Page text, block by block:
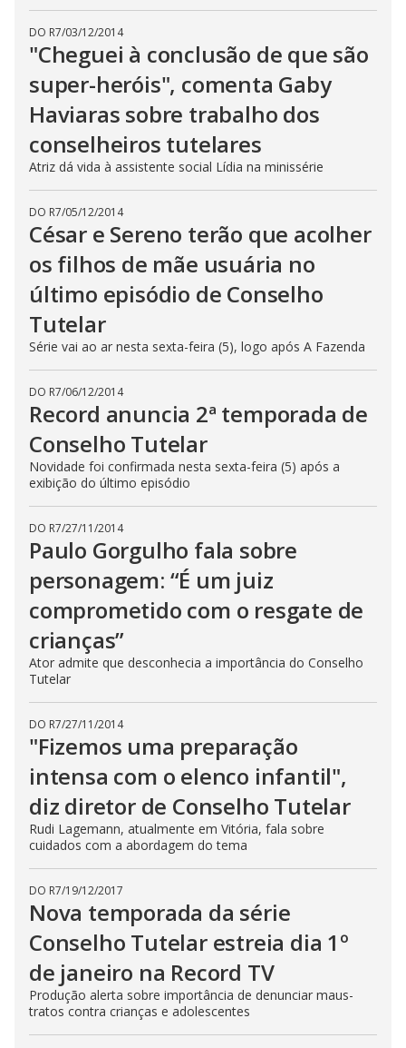
DO R7/03/12/2014
"Cheguei à conclusão de que são
super-heróis", comenta Gaby
Haviaras sobre trabalho dos
conselheiros tutelares
Atriz dá vida à assistente social Lídia na minissérie
DO R7/05/12/2014
César e Sereno terão que acolher
os filhos de mãe usuária no
último episódio de Conselho
Tutelar
Série vai ao ar nesta sexta-feira (5), logo após A Fazenda
DO R7/06/12/2014
Record anuncia 2ª temporada de
Conselho Tutelar
Novidade foi confirmada nesta sexta-feira (5) após a
exibição do último episódio
DO R7/27/11/2014
Paulo Gorgulho fala sobre
personagem: “É um juiz
comprometido com o resgate de
crianças”
Ator admite que desconhecia a importância do Conselho
Tutelar
DO R7/27/11/2014
"Fizemos uma preparação
intensa com o elenco infantil",
diz diretor de Conselho Tutelar
Rudi Lagemann, atualmente em Vitória, fala sobre
cuidados com a abordagem do tema
DO R7/19/12/2017
Nova temporada da série
Conselho Tutelar estreia dia 1º
de janeiro na Record TV
Produção alerta sobre importância de denunciar maus-
tratos contra crianças e adolescentes